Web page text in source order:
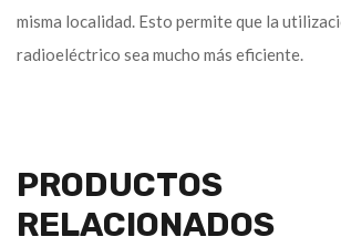
misma localidad. Esto permite que la
radioeléctrico sea mucho más eficiente.
PRODUCTOS
RELACIONADOS